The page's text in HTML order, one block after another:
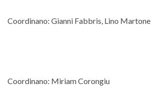
Coordinano: Gianni Fabbris, Lino Martone
Coordinano: Miriam Corongiu